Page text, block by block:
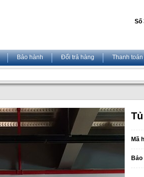
Số
Bảo hành Đổi trả hàng Thanh toán
Mã
Bảo